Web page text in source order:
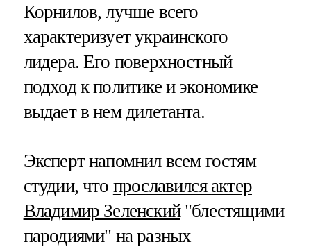
Корнилов, лучше всего
характеризует украинского
лидера. Его поверхностный
подход к политике и экономике
выдает в нем дилетанта.
Эксперт напомнил всем гостям
студии, что прославился актер
Владимир Зеленский"блестящими
пародиями" на разных